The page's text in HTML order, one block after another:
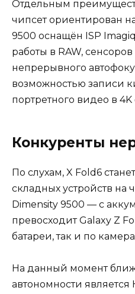
Отдельным
чипсет ориентирован
9500 оснащён ISP
работы в RAW,
непрерывного
возможностью записи
портретного видео в 4K
Конкуренты
По слухам, X Fold6
складных устройств на
Dimensity 9500 — с
превосходит Galaxy Z
батареи, так и по
На данный момент
автономности является